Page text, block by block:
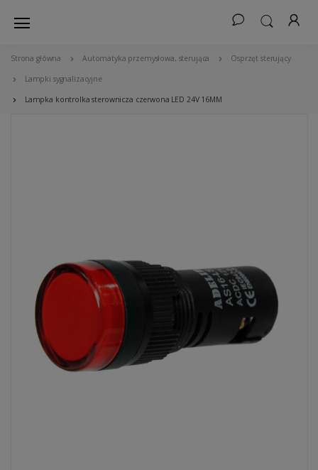
Strona główna Automatyka przemysłowa, sterująca Osprzęt sterujący
Lampki sygnalizacyjne
Lampka kontrolka sterownicza czerwona LED 24V 16MM